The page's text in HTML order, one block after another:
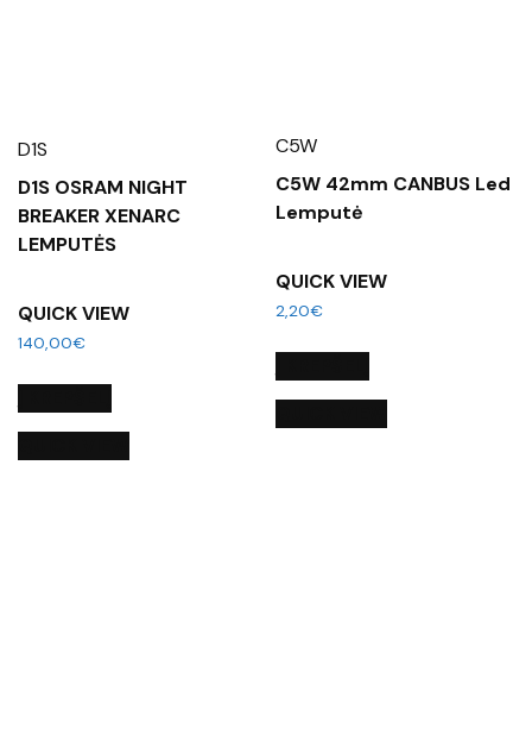
D1S
D1S OSRAM NIGHT
BREAKER XENARC
LEMPUTĖS
QUICK VIEW
140,00€
C5W
C5W 42mm CANBUS Led
Lemputė
QUICK VIEW
2,20€